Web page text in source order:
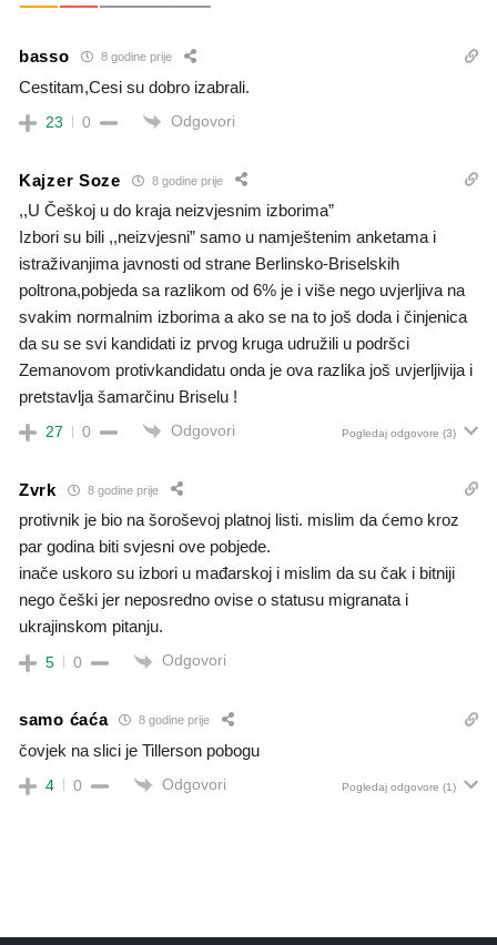
basso 8 godine prije
Cestitam,Cesi su dobro izabrali.
23 0 Odgovori
Kajzer Soze 8 godine prije
,,U Češkoj u do kraja neizvjesnim izborima”
Izbori su bili ,,neizvjesni” samo u namještenim anketama i
istraživanjima javnosti od strane Berlinsko-Briselskih
poltrona,pobjeda sa razlikom od 6% je i više nego uvjerljiva na
svakim normalnim izborima a ako se na to još doda i činjenica
da su se svi kandidati iz prvog kruga udružili u podršci
Zemanovom protivkandidatu onda je ova razlika još uvjerljivija i
pretstavlja šamarčinu Briselu !
27 0 Odgovori Pogledaj odgovore (3)
Zvrk 8 godine prije
protivnik je bio na šoroševoj platnoj listi. mislim da ćemo kroz
par godina biti svjesni ove pobjede.
inače uskoro su izbori u mađarskoj i mislim da su čak i bitniji
nego češki jer neposredno ovise o statusu migranata i
ukrajinskom pitanju.
5 0 Odgovori
samo ćaća 8 godine prije
čovjek na slici je Tillerson pobogu
4 0 Odgovori Pogledaj odgovore (1)